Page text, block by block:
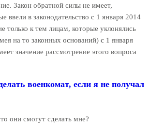
Закон обратной силы не имеет,
ввели в законодательство с 1 января 2014
только к тем лицам, которые уклонялись
на то законных оснований) с 1 января
значение рассмотрение этого вопроса
военкомат, если я не получал
они смогут сделать мне?